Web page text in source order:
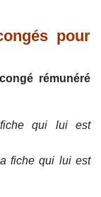
pour
congé rémunéré
qui lui est
fiche qui lui est